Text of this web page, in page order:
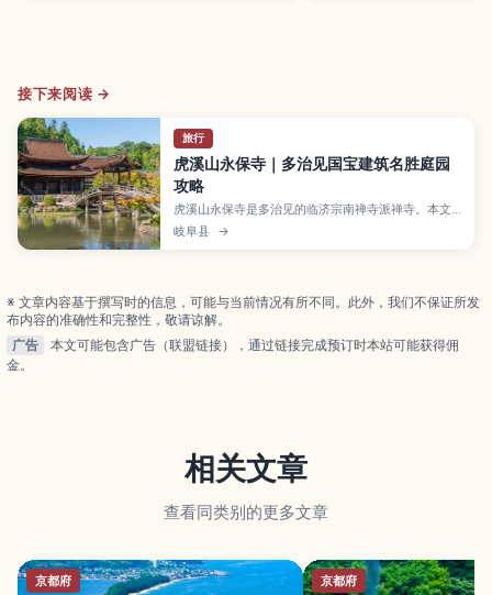
接下来阅读 →
旅行
虎溪山永保寺｜多治见国宝建筑名胜庭园
攻略
虎溪山永保寺是多治见的临济宗南禅寺派禅寺。本文
介绍国宝观音堂、开山堂、国家名胜庭园、卧龙池与
无际桥，并整理交通与静心参拜礼仪。
岐阜县 →
※ 文章内容基于撰写时的信息，可能与当前情况有所不同。此外，我们不保证所发
布内容的准确性和完整性，敬请谅解。
广告
本文可能包含广告（联盟链接），通过链接完成预订时本站可能获得佣
金。
相关文章
查看同类别的更多文章
京都府 京都府